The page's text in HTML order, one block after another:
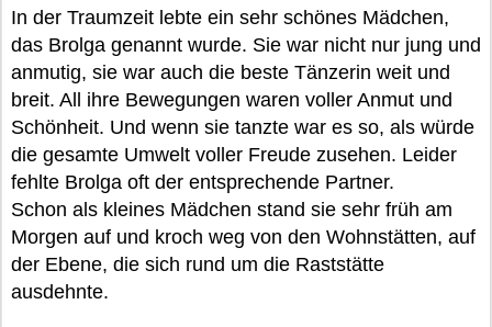
In der Traumzeit lebte ein sehr schönes Mädchen,
das Brolga genannt wurde. Sie war nicht nur jung und
anmutig, sie war auch die beste Tänzerin weit und
breit. All ihre Bewegungen waren voller Anmut und
Schönheit. Und wenn sie tanzte war es so, als würde
die gesamte Umwelt voller Freude zusehen. Leider
fehlte Brolga oft der entsprechende Partner.
Schon als kleines Mädchen stand sie sehr früh am
Morgen auf und kroch weg von den Wohnstätten, auf
der Ebene, die sich rund um die Raststätte
ausdehnte.